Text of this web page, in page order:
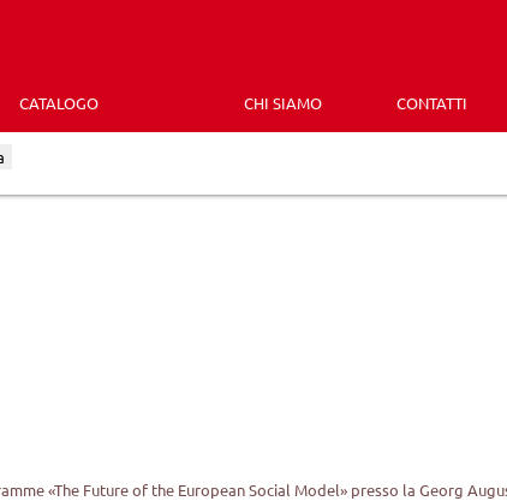
CATALOGO CHI SIAMO CONTATTI
«The Future of the European Social Model» presso la Georg